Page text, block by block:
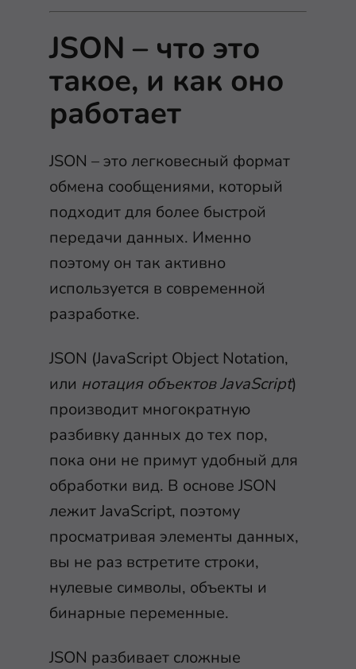
JSON – что это
такое, и как оно
работает
JSON – это легковесный формат
обмена сообщениями, который
подходит для более быстрой
передачи данных. Именно
поэтому он так активно
используется в современной
разработке.
JSON (JavaScript Object Notation,
или нотация объектовJavaScript)
производит многократную
разбивку данных до тех пор,
пока они не примут удобный для
обработки вид. В основе JSON
лежит JavaScript, поэтому
просматривая элементы данных,
вы не раз встретите строки,
нулевые символы, объекты и
бинарные переменные.
JSON разбивает сложные